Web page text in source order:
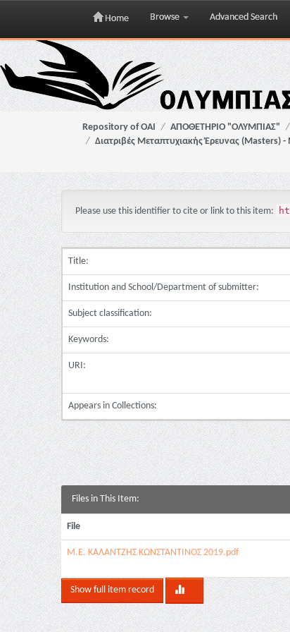
Skip
navigation
Home Browse Advanced Search
Repository of OAI ΑΠΟΘΕΤΗΡΙΟ "ΟΛΥΜΠΙΑΣ"
Διατριβές Μεταπτυχιακής Έρευνας (Masters)
Please use this identifier to cite or link to this item:
Title:
Institution and School/Department of submitter:
Subject classification:
Keywords:
URI:
Appears in Collections:
Files in This Item:
File
Μ.Ε. ΚΑΛΑΝΤΖΗΣ ΚΩΝΣΤΑΝΤΙΝΟΣ 2019.pdf
Show full item record